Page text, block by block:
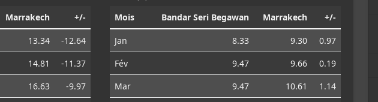
Marrakech +/-
13.34
-12.64
14.81
-11.37
16.63
-9.97
Mois Bandar Seri Begawan Marrakech +/-
Jan 8.33 9.30
0.97
Fév
9.47 9.66
0.19
Mar
9.47 10.61
1.14